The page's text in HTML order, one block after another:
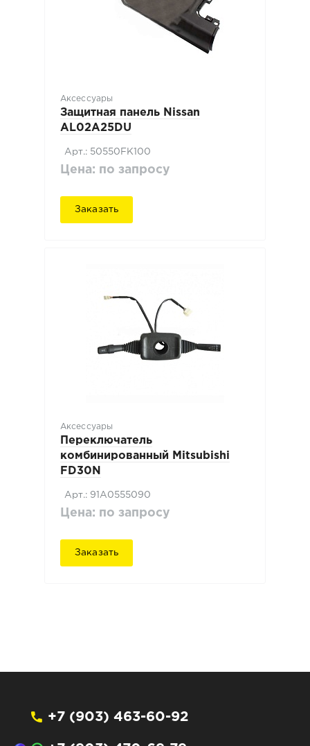
Аксессуары
Защитная панель Nissan
AL02A25DU
Арт.: 50550FK100
Цена: по запросу
Заказать
Аксессуары
Переключатель
комбинированный Mitsubishi
FD30N
Арт.: 91A0555090
Цена: по запросу
Заказать
+7 (903) 463-60-92